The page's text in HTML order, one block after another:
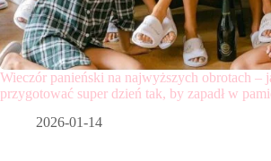
Wieczór panieński na najwyższych obrotach –
przygotować super dzień tak, by zapadł w
2026-01-14